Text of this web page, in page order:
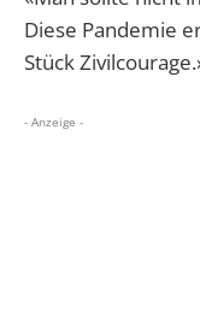
Diese Pandemie
Stück
- Anzeige -